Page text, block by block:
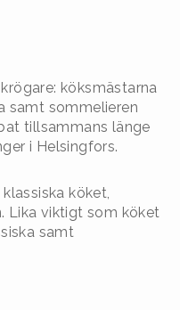
köksmästarna
samt sommelieren
tillsammans länge
i Helsingfors.
köket,
Lika viktigt som köket
samt